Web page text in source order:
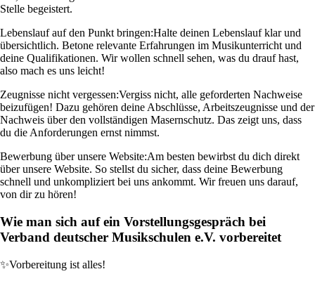
Stelle begeistert.
Lebenslauf auf den Punkt bringen:Halte deinen Lebenslauf klar und
übersichtlich. Betone relevante Erfahrungen im Musikunterricht und
deine Qualifikationen. Wir wollen schnell sehen, was du drauf hast,
also mach es uns leicht!
Zeugnisse nicht vergessen:Vergiss nicht, alle geforderten Nachweise
beizufügen! Dazu gehören deine Abschlüsse, Arbeitszeugnisse und der
Nachweis über den vollständigen Masernschutz. Das zeigt uns, dass
du die Anforderungen ernst nimmst.
Bewerbung über unsere Website:Am besten bewirbst du dich direkt
über unsere Website. So stellst du sicher, dass deine Bewerbung
schnell und unkompliziert bei uns ankommt. Wir freuen uns darauf,
von dir zu hören!
Wie man sich auf ein Vorstellungsgespräch bei
Verband deutscher Musikschulen e.V. vorbereitet
✨Vorbereitung ist alles!